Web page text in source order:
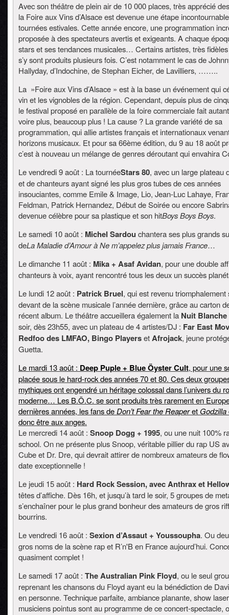
Avec son théâtre de plein air de 10 000 places, très apprécié
la Foire aux Vins d’Alsace est devenue une étape
tournées estivales. Cette année encore, une programmation
proposée à des spectateurs avertis et exigeants. A chaque
stars et ses tendances musicales… Certains artistes, très
s’y sont produits plusieurs fois. C’est notamment le cas de
Hallyday, d’Indochine, de Stephan Eicher, de Lavilliers, ……..
La »Foire aux Vins d’Alsace » est à la base un événement qui
vin et les vignobles de la région. Cependant, depuis plus de
le festival proposé en parallèle de la foire commerciale fait
voire plus, beaucoup plus ! La cause ? La grande variété de sa
programmation, qui allie artistes français et internationaux
horizons musicaux. Et pour sa 66ème édition, du 9 au 18 août
c’est à nouveau un mélange de genres déroutant qui envahira
Le vendredi 9 août : La tournéeStars 80, avec un large plateau
et de chanteurs ayant signé les plus gros tubes de ces années
insouciantes, comme Emile & Image, Lio, Jean-Luc Lahaye,
Feldman, Patrick Hernandez, Début de Soirée ou encore
devenue célèbre pour sa plastique et son hitBoys Boys Boys.
Le samedi 10 août : Michel Sardou chantera ses plus grands
deLa Maladie d’Amour à Ne m’appelez plus jamais France…
Le dimanche 11 août : Mika + Asaf Avidan, pour une double
chanteurs à voix, ayant rencontré tous les deux un succès
Le lundi 12 août : Patrick Bruel, qui est revenu triomphalement
devant de la scène musicale l’année dernière, grâce au carton
récent album. Le théâtre accueillera également la Nuit Blanche
soir, dès 23h55, avec un plateau de 4 artistes/DJ : Far East
Redfoo des LMFAO, Bingo PlayersetAfrojack, jeune
Guetta.
Le mardi 13 août : Deep Puple + Blue Öyster Cult, pour une
placée sous le hard-rock des années 70 et 80. Ces deux
mythiques ont engendré un héritage colossal dans l’univers du
moderne… Les B.Ö.C. se sont produits très rarement en
dernières années, les fans deDon’t Fear the Reaperet Godzilla
donc être aux anges.
Le mercredi 14 août : Snoop Dogg + 1995, ou une nuit 100%
school. On ne présente plus Snoop, véritable pillier du rap US
Cube et Dr. Dre, qui devrait attirer de nombreux amateurs de
date exceptionnelle !
Le jeudi 15 août : Hard Rock Session, avec Anthrax et
têtes d’affiche. Dès 16h, et jusqu’à tard le soir, 5 groupes de
s’enchaîner pour le plus grand bonheur des amateurs de gros
bourrins.
Le vendredi 16 août : Sexion d’Assaut + Youssoupha. Ou
gros noms de la scène rap et R’n'B en France aujourd’hui.
quasiment complet !
Le samedi 17 août : The Australian Pink Floyd, ou le seul
reprenant les chansons du Floyd ayant eu la bénédiction de
en personne. Technique parfaite, ambiance planante, show
musiciens pointus sont au programme de ce concert-spectacle,